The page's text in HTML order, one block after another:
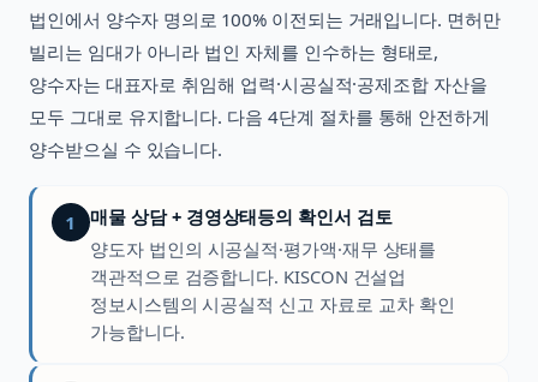
법인에서 양수자 명의로 100% 이전되는 거래입니다. 면허만
빌리는 임대가 아니라 법인 자체를 인수하는 형태로,
양수자는 대표자로 취임해 업력·시공실적·공제조합 자산을
모두 그대로 유지합니다. 다음 4단계 절차를 통해 안전하게
양수받으실 수 있습니다.
1
매물 상담 + 경영상태등의 확인서 검토
양도자 법인의 시공실적·평가액·재무 상태를
객관적으로 검증합니다. KISCON 건설업
정보시스템의 시공실적 신고 자료로 교차 확인
가능합니다.